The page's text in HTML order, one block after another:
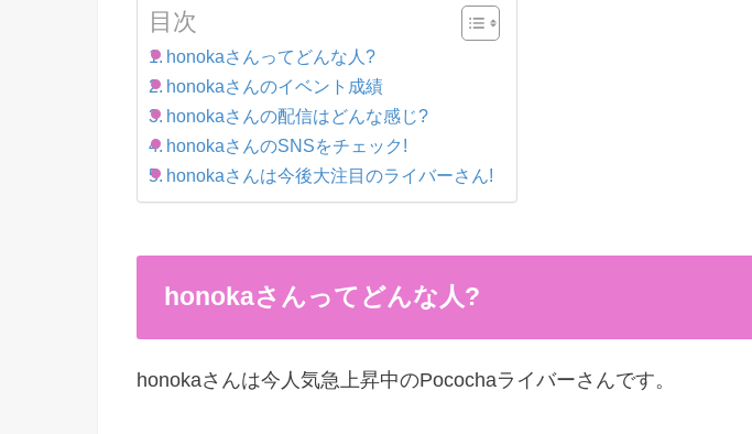
目次
honokaさんってどんな人?
honokaさんのイベント成績
honokaさんの配信はどんな感じ?
honokaさんのSNSをチェック!
honokaさんは今後大注目のライバーさん!
honokaさんってどんな人?
honokaさんは今人気急上昇中のPocochaライバーさんです。